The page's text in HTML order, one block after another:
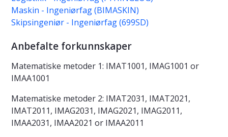
Maskin - Ingeniørfag (BIMASKIN)
Skipsingeniør - Ingeniørfag (699SD)
Anbefalte forkunnskaper
Matematiske metoder 1: IMAT1001, IMAG1001 or
IMAA1001
Matematiske metoder 2: IMAT2031, IMAT2021,
IMAT2011, IMAG2031, IMAG2021, IMAG2011,
IMAA2031, IMAA2021 or IMAA2011